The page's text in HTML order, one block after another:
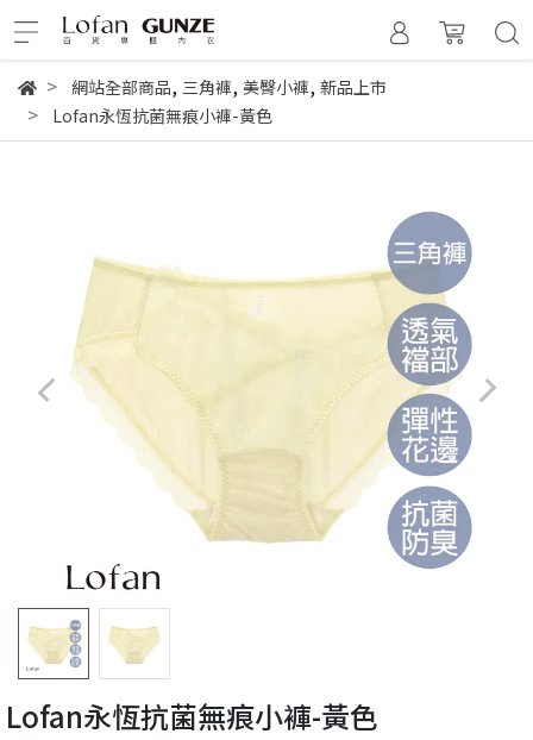
網站全部商品, 三角褲, 美臀小褲, 新品上市
Lofan永恆抗菌無痕小褲-黃色
Lofan永恆抗菌無痕小褲-黃色